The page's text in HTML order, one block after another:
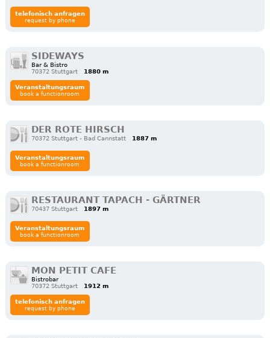
telefonisch anfragen
request by phone
SIDEWAYS
Bar & Bistro
70372 Stuttgart
1880 m
Veranstaltungsraum
book a functionroom
DER ROTE HIRSCH
70372 Stuttgart - Bad Cannstatt 1887 m
Veranstaltungsraum
book a functionroom
RESTAURANT TAPACH - GÄRTNER
70437 Stuttgart 1897 m
Veranstaltungsraum
book a functionroom
MON PETIT CAFE
Bistrobar
70372 Stuttgart
1912 m
telefonisch anfragen
request by phone